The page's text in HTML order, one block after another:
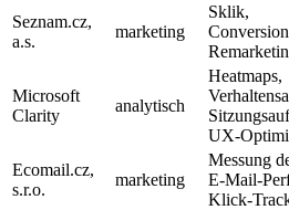
Seznam.cz,
a.s.
marketing
Sklik,
Microsoft
Clarity
analytisch
Heatmaps,
Ecomail.cz,
s.r.o.
marketing
Messung